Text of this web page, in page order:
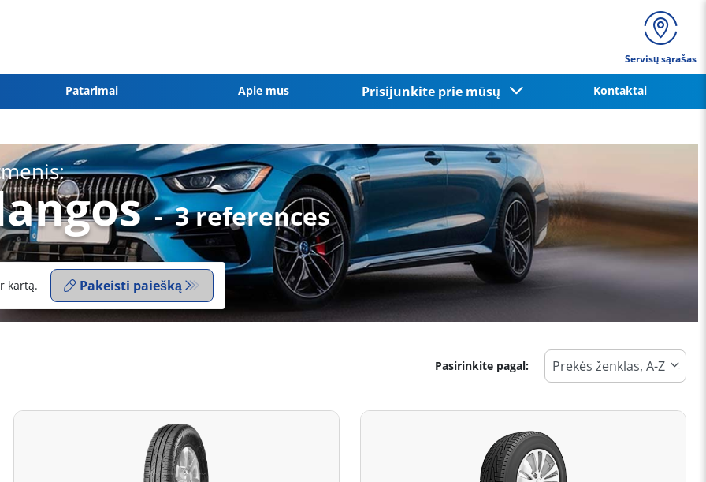
Servisų sąrašas
Patarimai Apie mus Prisijunkite prie mūsų Kontaktai
- 3 references
kartą. Pakeisti paiešką
Pasirinkite pagal: